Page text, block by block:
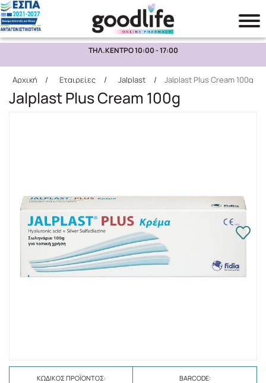
Αναζήτηση
ΤΗΛ.ΚΕΝΤΡΟ 10:00 - 17:00
Αρχική / Εταιρείες / Jalplast / Jalplast Plus Cream 100g
Jalplast Plus Cream 100g
ΚΩΔΙΚΌΣ ΠΡΟΪΌΝΤΟΣ: BARCODE: